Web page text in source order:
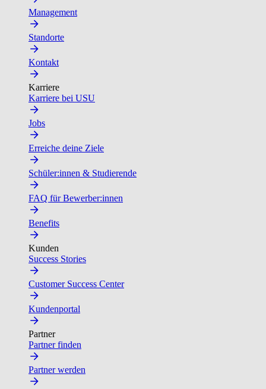
Management
Standorte
Kontakt
Karriere
Karriere bei USU
Jobs
Erreiche deine Ziele
Schüler:innen & Studierende
FAQ für Bewerber:innen
Benefits
Kunden
Success Stories
Customer Success Center
Kundenportal
Partner
Partner finden
Partner werden